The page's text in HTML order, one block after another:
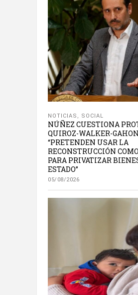
NOTICIAS , SOCIAL
NÚÑEZ CUESTIONA
QUIROZ-WALKER-
“PRETENDEN USAR LA
RECONSTRUCCIÓN
PARA PRIVATIZAR
ESTADO”
05/08/2026